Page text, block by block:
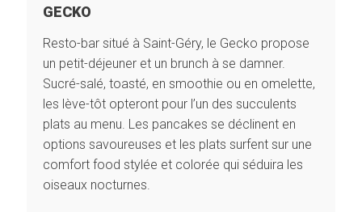
GECKO
Resto-bar situé à Saint-Géry, le Gecko propose
un petit-déjeuner et un brunch à se damner.
Sucré-salé, toasté, en smoothie ou en omelette,
les lève-tôt opteront pour l’un des succulents
plats au menu. Les pancakes se déclinent en
options savoureuses et les plats surfent sur une
comfort food stylée et colorée qui séduira les
oiseaux nocturnes.